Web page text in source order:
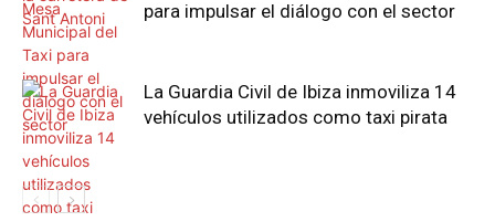
para impulsar el diálogo con el sector
La Guardia Civil de Ibiza inmoviliza 14
vehículos utilizados como taxi pirata